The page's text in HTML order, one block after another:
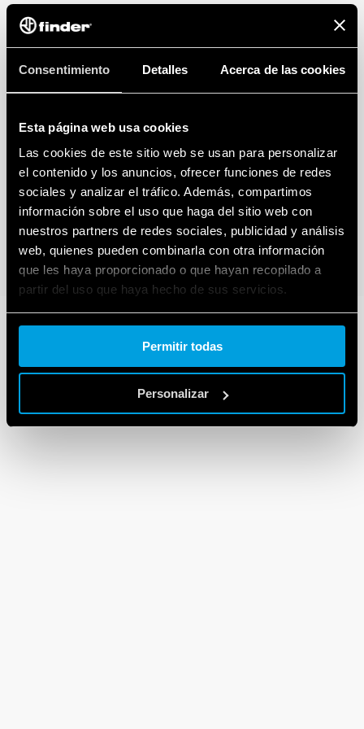
Consentimiento Detalles Acerca de las cookies
Esta página web usa cookies
Las cookies de este sitio web se usan para personalizar
el contenido y los anuncios, ofrecer funciones de redes
sociales y analizar el tráfico. Además, compartimos
información sobre el uso que haga del sitio web con
nuestros partners de redes sociales, publicidad y análisis
web, quienes pueden combinarla con otra información
que les haya proporcionado o que hayan recopilado a
partir del uso que haya hecho de sus servicios.
Cookie policy.
Permitir todas
Personalizar